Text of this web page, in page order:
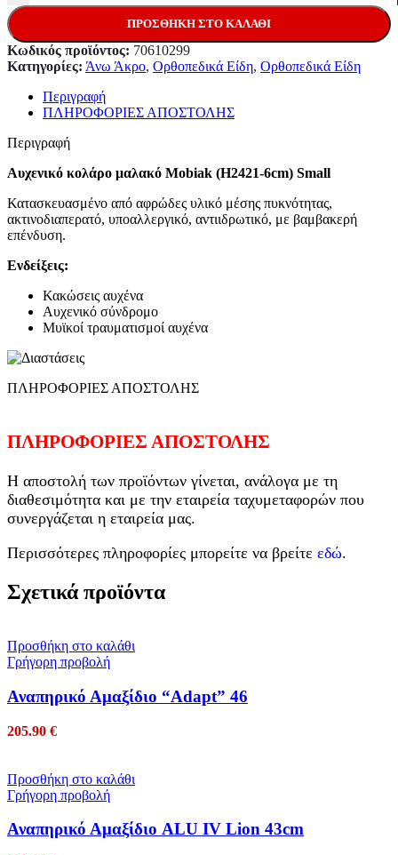
ΠΡΟΣΘΉΚΗ ΣΤΟ ΚΑΛΆΘΙ
Κωδικός προϊόντος: 70610299
Κατηγορίες: Άνω Άκρο, Ορθοπεδικά Είδη, Ορθοπεδικά Είδη
Περιγραφή
ΠΛΗΡΟΦΟΡΙΕΣ ΑΠΟΣΤΟΛΗΣ
Περιγραφή
Αυχενικό κολάρο μαλακό Mobiak (H2421-6cm) Small
Κατασκευασμένο από αφρώδες υλικό μέσης πυκνότητας,
ακτινοδιαπερατό, υποαλλεργικό, αντιιδρωτικό, με βαμβακερή
επένδυση.
Ενδείξεις:
Κακώσεις αυχένα
Αυχενικό σύνδρομο
Μυϊκοί τραυματισμοί αυχένα
ΠΛΗΡΟΦΟΡΙΕΣ ΑΠΟΣΤΟΛΗΣ
ΠΛΗΡΟΦΟΡΙΕΣ ΑΠΟΣΤΟΛΗΣ
Η αποστολή των προϊόντων γίνεται, ανάλογα με τη
διαθεσιμότητα και με την εταιρεία ταχυμεταφορών που
συνεργάζεται η εταιρεία μας.
Περισσότερες πληροφορίες μπορείτε να βρείτε εδώ.
Σχετικά προϊόντα
Προσθήκη στο καλάθι
Γρήγορη προβολή
Αναπηρικό Αμαξίδιο “Adapt” 46
205.90 €
Προσθήκη στο καλάθι
Γρήγορη προβολή
Αναπηρικό Αμαξίδιο ALU IV Lion 43cm